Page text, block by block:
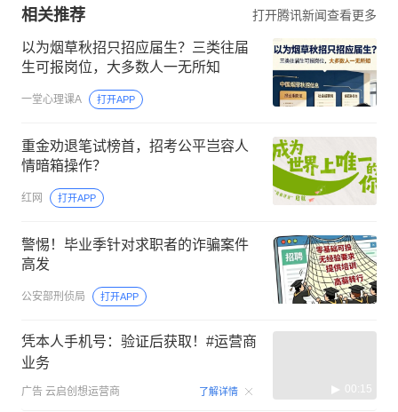
相关推荐 打开腾讯新闻查看更多
以为烟草秋招只招应届生？三类往届
生可报岗位，大多数人一无所知
一堂心理课A 打开APP
重金劝退笔试榜首，招考公平岂容人
情暗箱操作？
红网 打开APP
警惕！毕业季针对求职者的诈骗案件
高发
公安部刑侦局 打开APP
凭本人手机号：验证后获取！#运营商
业务
广告 云启创想运营商 了解详情 00:15